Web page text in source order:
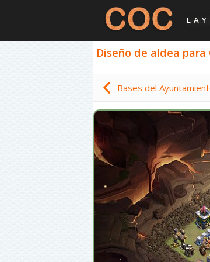
Diseño de aldea para
Bases del